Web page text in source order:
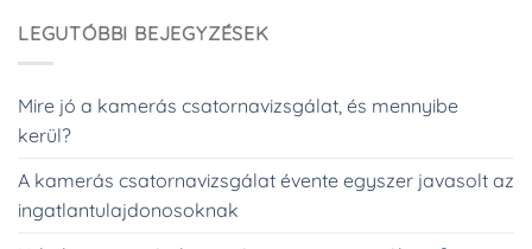
LEGUTÓBBI BEJEGYZÉSEK
Mire jó a kamerás csatornavizsgálat, és mennyibe
kerül?
A kamerás csatornavizsgálat évente egyszer javasolt az
ingatlantulajdonosoknak